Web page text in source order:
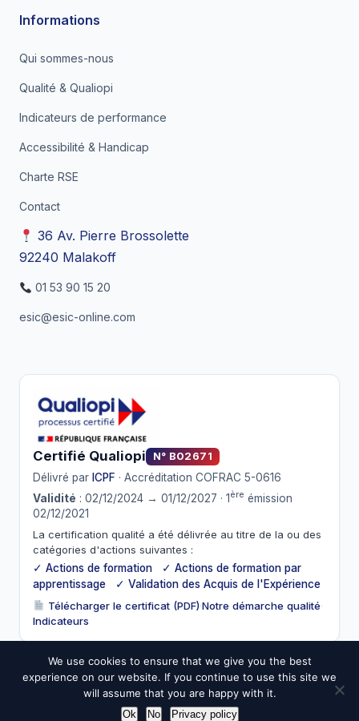
Informations
Qui sommes-nous
Qualité & Qualiopi
Indicateurs de performance
Accessibilité & Handicap
Charte RSE
Contact
36 Av. Pierre Brossolette
92240 Malakoff
01 53 90 15 20
esic@esic-online.com
Certifié Qualiopi
N° B02671
Délivré par ICPF · Accréditation COFRAC 5-0616
Validité : 02/12/2024 → 01/12/2027 · 1ère émission
02/12/2021
La certification qualité a été délivrée au titre de la ou des
catégories d'actions suivantes :
✓ Actions de formation ✓ Actions de formation par
apprentissage ✓ Validation des Acquis de l'Expérience
Télécharger le certificat (PDF)·Notre démarche qualité·
Indicateurs
© 2026 ESIC. Tous droits réservés.
Confidentialité Cookies
We use cookies to ensure that we give you the best
experience on our website. If you continue to use this site we
will assume that you are happy with it.
Ok No Privacy policy